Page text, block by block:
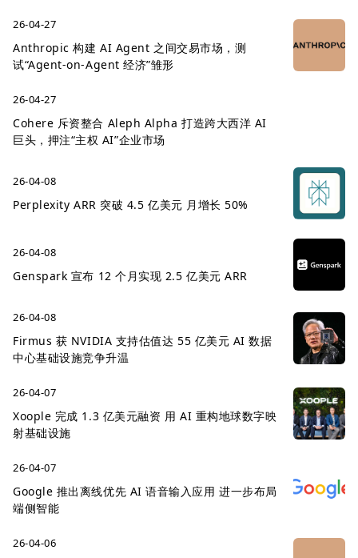
26-04-27
Anthropic 构建 AI Agent 之间交易市场，测
试“Agent-on-Agent 经济”雏形
26-04-27
Cohere 斥资整合 Aleph Alpha 打造跨大西洋 AI
巨头，押注“主权 AI”企业市场
26-04-08
Perplexity ARR 突破 4.5 亿美元 月增长 50%
26-04-08
Genspark 宣布 12 个月实现 2.5 亿美元 ARR
26-04-08
Firmus 获 NVIDIA 支持估值达 55 亿美元 AI 数据
中心基础设施竞争升温
26-04-07
Xoople 完成 1.3 亿美元融资 用 AI 重构地球数字映
射基础设施
26-04-07
Google 推出离线优先 AI 语音输入应用 进一步布局
端侧智能
26-04-06